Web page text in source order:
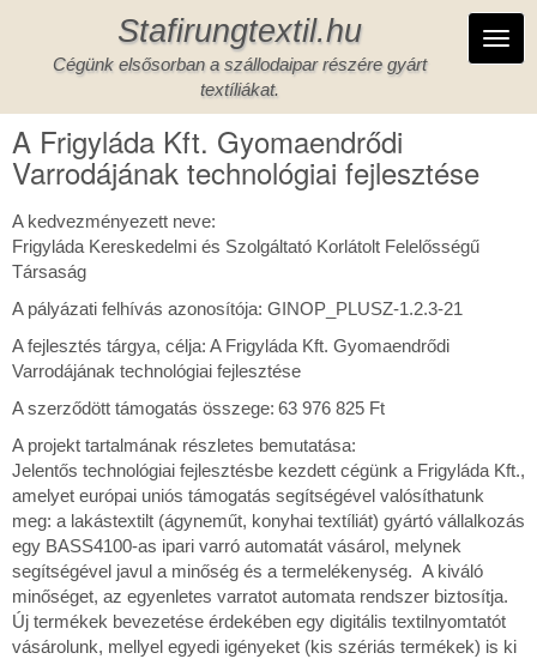
tartalomra
Stafirungtextil.hu
Cégünk elsősorban a szállodaipar részére gyárt
textíliákat.
A Frigyláda Kft. Gyomaendrődi
Varrodájának technológiai fejlesztése
A kedvezményezett neve:
Frigyláda Kereskedelmi és Szolgáltató Korlátolt Felelősségű
Társaság
A pályázati felhívás azonosítója: GINOP_PLUSZ-1.2.3-21
A fejlesztés tárgya, célja: A Frigyláda Kft. Gyomaendrődi
Varrodájának technológiai fejlesztése
A szerződött támogatás összege: 63 976 825 Ft
A projekt tartalmának részletes bemutatása:
Jelentős technológiai fejlesztésbe kezdett cégünk a Frigyláda Kft.,
amelyet európai uniós támogatás segítségével valósíthatunk
meg: a lakástextilt (ágyneműt, konyhai textíliát) gyártó vállalkozás
egy BASS4100-as ipari varró automatát vásárol, melynek
segítségével javul a minőség és a termelékenység. A kiváló
minőséget, az egyenletes varratot automata rendszer biztosítja.
Új termékek bevezetése érdekében egy digitális textilnyomtatót
vásárolunk, mellyel egyedi igényeket (kis szériás termékek) is ki